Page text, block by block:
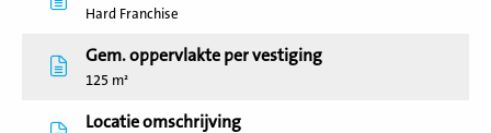
Hard Franchise
Gem. oppervlakte per vestiging
125 m²
Locatie omschrijving